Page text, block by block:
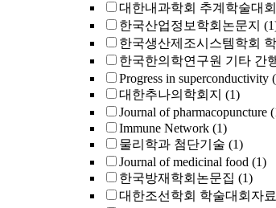
대한내과학회 추계학술대회
한국산업정보학회논문지
한국생산제조시스템학회
한국한의학연구원 기타 간
Progress in superconductivity
대한추나의학회지 (1)
Journal of pharmacopuncture
Immune Network (1)
물리학과 첨단기술 (1)
Journal of medicinal food (1)
한국방재학회논문집 (1)
대한조선학회 학술대회자